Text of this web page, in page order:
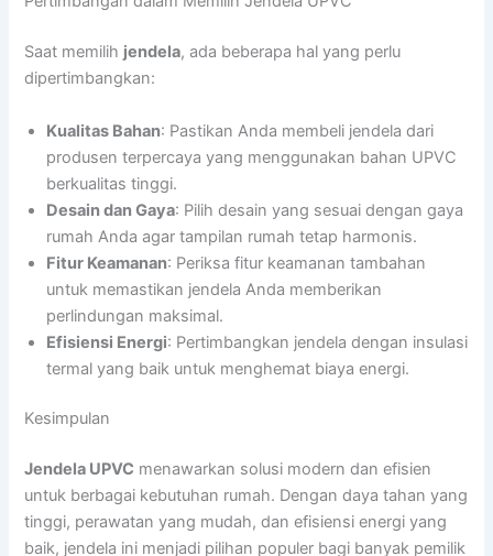
Saat memilih jendela, ada beberapa hal yang perlu
dipertimbangkan:
Kualitas Bahan: Pastikan Anda membeli jendela dari
produsen terpercaya yang menggunakan bahan UPVC
berkualitas tinggi.
Desain dan Gaya: Pilih desain yang sesuai dengan gaya
rumah Anda agar tampilan rumah tetap harmonis.
Fitur Keamanan: Periksa fitur keamanan tambahan
untuk memastikan jendela Anda memberikan
perlindungan maksimal.
Efisiensi Energi: Pertimbangkan jendela dengan insulasi
termal yang baik untuk menghemat biaya energi.
Kesimpulan
Jendela UPVC menawarkan solusi modern dan efisien
untuk berbagai kebutuhan rumah. Dengan daya tahan yang
tinggi, perawatan yang mudah, dan efisiensi energi yang
baik, jendela ini menjadi pilihan populer bagi banyak pemilik